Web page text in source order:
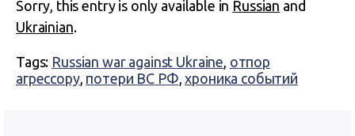
Sorry, this entry is only available in Russian and
Ukrainian.
Tags: Russian war against Ukraine, отпор
агрессору, потери ВС РФ,хроника событий